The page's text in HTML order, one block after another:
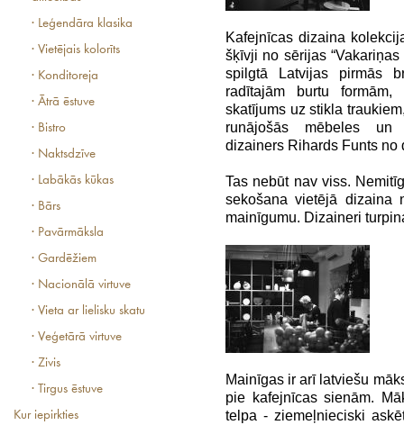
· Leģendāra klasika
· Vietējais kolorīts
· Konditoreja
· Ātrā ēstuve
· Bistro
· Naktsdzīve
· Labākās kūkas
· Bārs
· Pavārmāksla
· Gardēžiem
· Nacionālā virtuve
· Vieta ar lielisku skatu
· Veģetārā virtuve
· Zivis
· Tirgus ēstuve
Kur iepirkties
Kafejnīcas dizaina
šķīvji no sērijas
spilgtā Latvijas pirmās
radītajām burtu
skatījums uz stikla
runājošās mēbeles un
dizainers Rihards Funts
Tas nebūt nav viss.
sekošana vietējā
mainīgumu. Dizaineri
Mainīgas ir arī latviešu
pie kafejnīcas sienām.
telpa - ziemeļnieciski